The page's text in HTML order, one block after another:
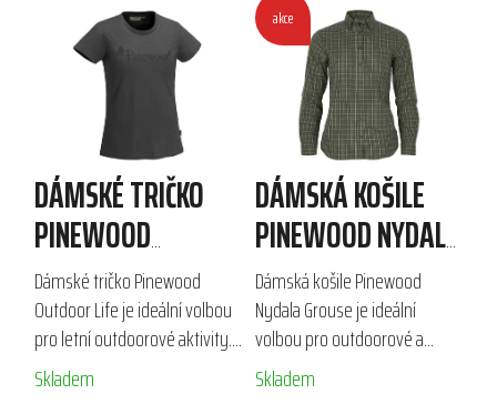
DÁMSKÉ TRIČKO
PINEWOOD
OUTDOOR LIFE
Dámské tričko Pinewood
Outdoor Life je ideální volbou
pro letní outdoorové aktivity.
Vyrobeno z kvalitní 100%
bavlny, nabízí pohodlí a
Skladem
akce
DÁMSKÁ KOŠILE
PINEWOOD NYDALA
GROUSE
Dámská košile Pinewood
Nydala Grouse je ideální
volbou pro outdoorové a
lovecké aktivity. Vyrobena z
50 % bavlny a 50 % lyocellu,
Skladem